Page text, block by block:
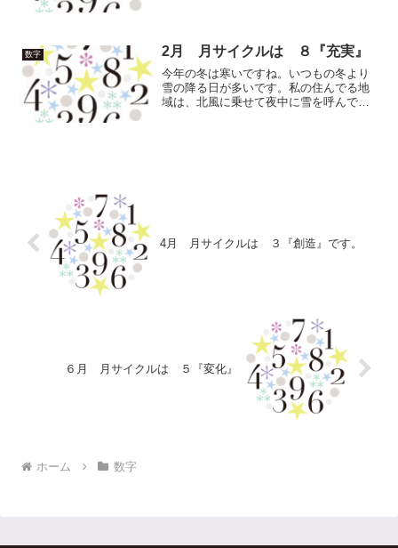
でした。皆さんの...
数字 2月 月サイクルは ８『充実』
今年の冬は寒いですね。いつもの冬より
雪の降る日が多いです。私の住んでる地
域は、北風に乗せて夜中に雪を呼んでく
4月 月サイクルは ３『創造』です。
６月 月サイクルは ５『変化』
ホーム 数字